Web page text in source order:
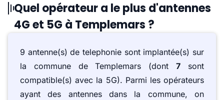
Quel opérateur a le plus d'antennes
4G et 5G à Templemars ?
9 antenne(s) de telephonie sont implantée(s) sur
la commune de Templemars (dont7 sont
compatible(s) avec la 5G). Parmi les opérateurs
ayant des antennes dans la commune, on